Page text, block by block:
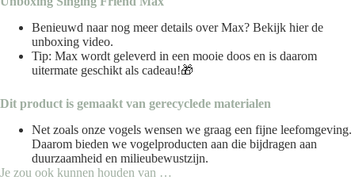
Benieuwd naar nog meer details over Max? Bekijk hierde
unboxing video.
Tip: Max wordt geleverd in een mooie doos en is daarom
uitermate geschikt als cadeau!🎁
Dit product is gemaakt van gerecyclede materialen
Net zoals onze vogels wensen we graag een fijne leefomgeving.
Daarom bieden we vogelproducten aan die bijdragen aan
duurzaamheid en milieubewustzijn.
Je zou ook kunnen houden van …